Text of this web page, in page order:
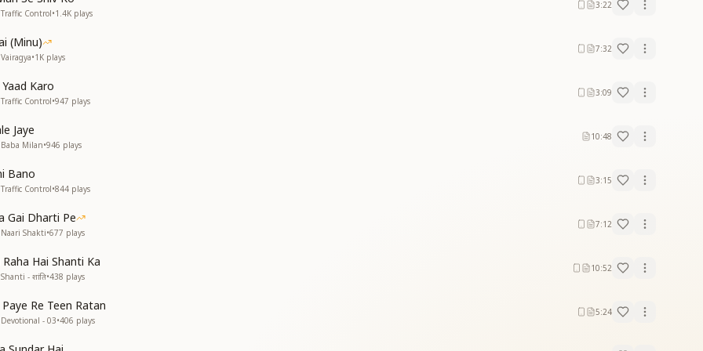
नाम
प्यारा
Control•1.4K plays
3:22
(Minu)
•1K plays
7:32
Karo
Control•947 plays
3:09
Jaye
Milan•946 plays
10:48
Bano
Control•844 plays
3:15
Gai Dharti Pe
Shakti•677 plays
7:12
Hai Shanti Ka
- शांति•438 plays
10:52
Re Teen Ratan
- 03•406 plays
5:24